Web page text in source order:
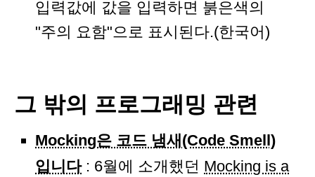
입력값에 값을 입력하면 붉은색의
"주의 요함"으로 표시된다.(한국어)
그 밖의 프로그래밍 관련
Mocking은 코드 냄새(Code Smell)
입니다: 6월에 소개했던 Mocking is a